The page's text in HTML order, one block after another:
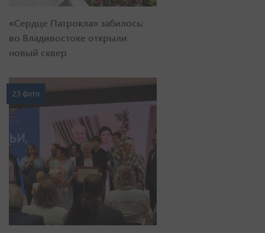
«Сердце Патрокла» забилось:
во Владивостоке открыли
новый сквер
23 фото